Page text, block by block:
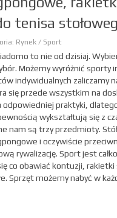
tenisa
Rynek / Sport
to nie od dzisiaj.
Możemy wyróżnić sporty
indywidualnych zaliczamy
się przede wszystkim na
odpowiedniej praktyki,
wykształtują się z
nam są trzy przedmioty.
i oczywiście
rywalizację. Sport jest
co obawiać kontuzji,
Sprzęt możemy nabyć w